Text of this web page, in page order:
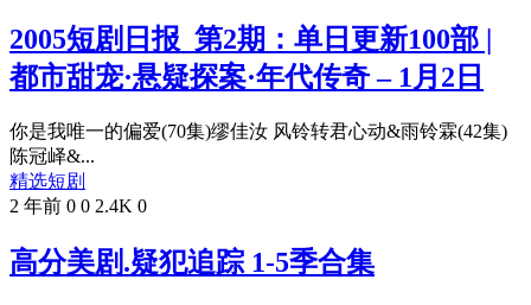
2005短剧日报_第2期：单日更新100部 |
都市甜宠·悬疑探案·年代传奇 – 1月2日
你是我唯一的偏爱(70集)缪佳汝 风铃转君心动&雨铃霖(42集)
陈冠峄&...
精选短剧
2 年前 0 0 2.4K 0
高分美剧.疑犯追踪 1-5季合集